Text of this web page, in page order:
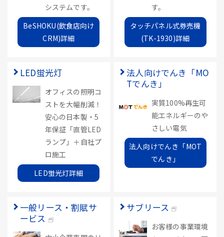
システムです。
BeSHOKU(飲食店向け
CRM)詳細
す。
タッチパネル式券売機
(TK-1930)詳細
LED蛍光灯
オフィスの照明コ
ストを大幅削減！
安心の日本製・5
年保証「直管LED
ランプ」＋自社プ
ロ施工
LED蛍光灯詳細
法人向けでんき「MO
Tでんき」
実質100%再生可
能エネルギーのや
さしい電気
法人向けでんき「MOT
でんき」
一般リース・割賦サ
ービス
サブリース
お客様の事業環境